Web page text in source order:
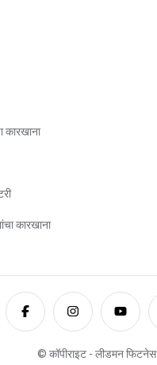
कारखाना
© कॉपीराइट - लीडमन फिटनेस